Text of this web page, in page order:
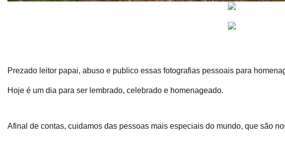
Prezado leitor papai, abuso e publico essas fotografias pessoais para
Hoje é um dia para ser lembrado, celebrado e homenageado.
Afinal de contas, cuidamos das pessoas mais especiais do mundo, que são